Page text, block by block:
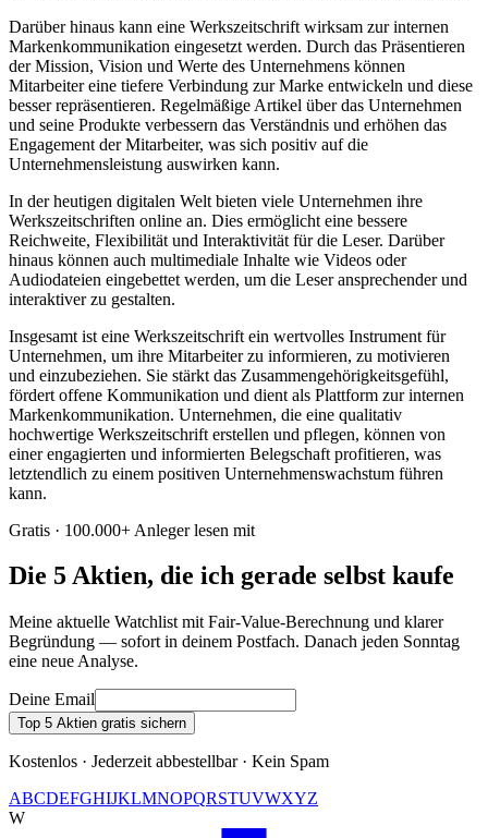
Darüber hinaus kann eine Werkszeitschrift wirksam zur internen
Markenkommunikation eingesetzt werden. Durch das Präsentieren
der Mission, Vision und Werte des Unternehmens können
Mitarbeiter eine tiefere Verbindung zur Marke entwickeln und diese
besser repräsentieren. Regelmäßige Artikel über das Unternehmen
und seine Produkte verbessern das Verständnis und erhöhen das
Engagement der Mitarbeiter, was sich positiv auf die
Unternehmensleistung auswirken kann.
In der heutigen digitalen Welt bieten viele Unternehmen ihre
Werkszeitschriften online an. Dies ermöglicht eine bessere
Reichweite, Flexibilität und Interaktivität für die Leser. Darüber
hinaus können auch multimediale Inhalte wie Videos oder
Audiodateien eingebettet werden, um die Leser ansprechender und
interaktiver zu gestalten.
Insgesamt ist eine Werkszeitschrift ein wertvolles Instrument für
Unternehmen, um ihre Mitarbeiter zu informieren, zu motivieren
und einzubeziehen. Sie stärkt das Zusammengehörigkeitsgefühl,
fördert offene Kommunikation und dient als Plattform zur internen
Markenkommunikation. Unternehmen, die eine qualitativ
hochwertige Werkszeitschrift erstellen und pflegen, können von
einer engagierten und informierten Belegschaft profitieren, was
letztendlich zu einem positiven Unternehmenswachstum führen
kann.
Gratis · 100.000+ Anleger lesen mit
Die 5 Aktien, die ich gerade selbst kaufe
Meine aktuelle Watchlist mit Fair-Value-Berechnung und klarer
Begründung — sofort in deinem Postfach. Danach jeden Sonntag
eine neue Analyse.
Deine Email
Top 5 Aktien gratis sichern
Kostenlos · Jederzeit abbestellbar · Kein Spam
ABCDEFGHIJKLMNOPQRSTUVWXYZ
W